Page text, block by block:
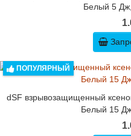
Белый 5
ПОПУЛЯРНЫЙ
dSF взрывозащищенный
Белый 15